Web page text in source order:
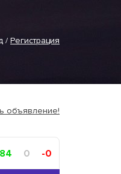
/ Регистрация
объявление!
0 -0